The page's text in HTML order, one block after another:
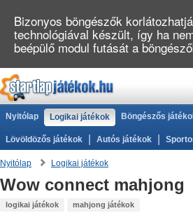
Nyitólap Logikai játékok Böngészős
Lövöldözős játékok Autós játékok
Nyitólap Logikai játékok
Wow connect mahjong
logikai játékok mahjong játékok
Bizonyos böngészők
technológiával készült, így ha
beépülő modul futását a